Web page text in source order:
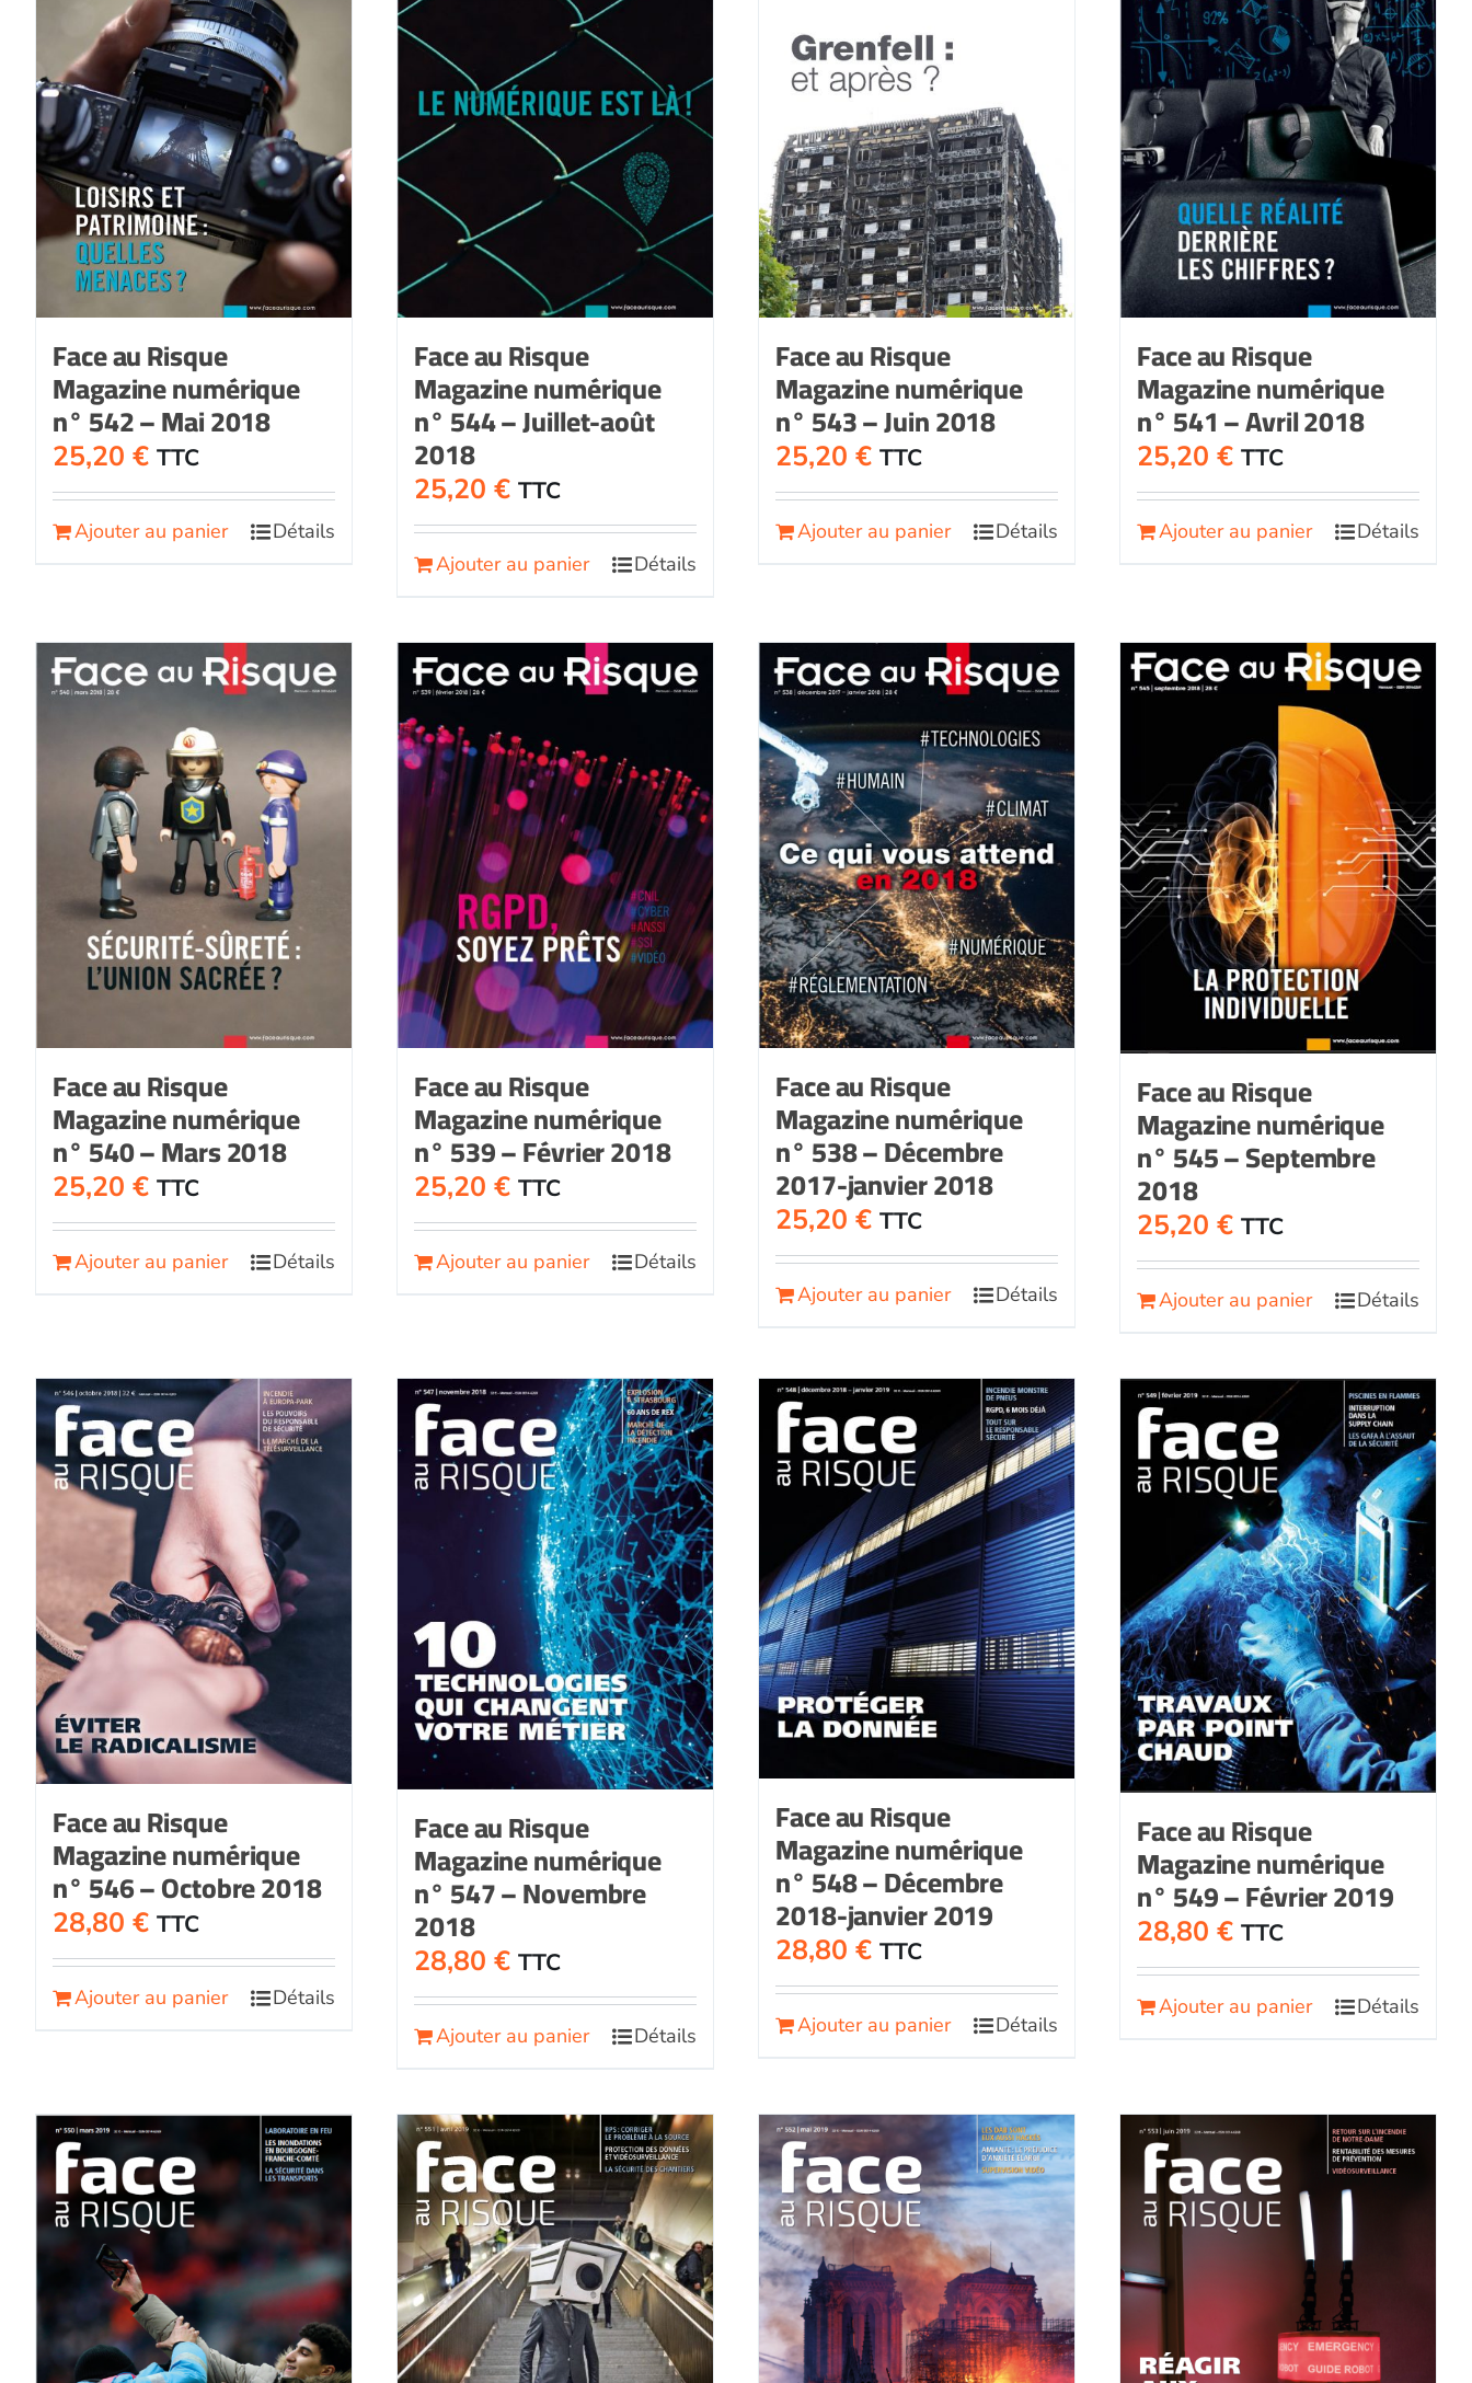
Face au Risque
Magazine numérique
n° 542 – Mai 2018
25,20 € TTC
Ajouter au panier Détails
Face au Risque
Magazine numérique
n° 544 – Juillet-août
2018
25,20 € TTC
Ajouter au panier Détails
Face au Risque
Magazine numérique
n° 543 – Juin 2018
25,20 € TTC
Ajouter au panier Détails
Face au Risque
Magazine numérique
n° 541 – Avril 2018
25,20 € TTC
Ajouter au panier Détails
Face au Risque
Magazine numérique
n° 540 – Mars 2018
25,20 € TTC
Ajouter au panier Détails
Face au Risque
Magazine numérique
n° 539 – Février 2018
25,20 € TTC
Ajouter au panier Détails
Face au Risque
Magazine numérique
n° 538 – Décembre
2017-janvier 2018
25,20 € TTC
Ajouter au panier Détails
Face au Risque
Magazine numérique
n° 545 – Septembre
2018
25,20 € TTC
Ajouter au panier Détails
Face au Risque
Magazine numérique
n° 546 – Octobre 2018
28,80 € TTC
Ajouter au panier Détails
Face au Risque
Magazine numérique
n° 547 – Novembre
2018
28,80 € TTC
Ajouter au panier Détails
Face au Risque
Magazine numérique
n° 548 – Décembre
2018-janvier 2019
28,80 € TTC
Ajouter au panier Détails
Face au Risque
Magazine numérique
n° 549 – Février 2019
28,80 € TTC
Ajouter au panier Détails